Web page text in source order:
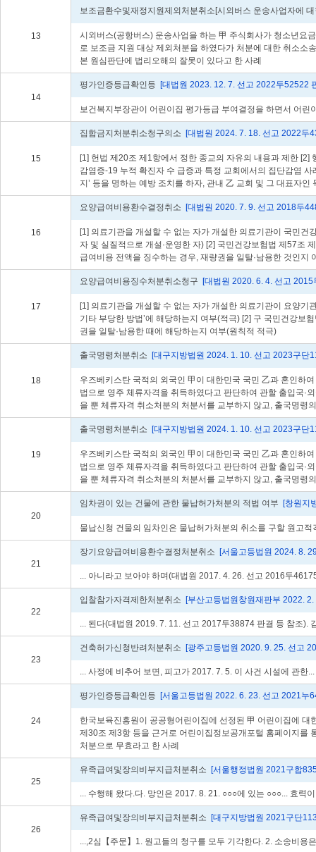
13
보조금환수및재정지원제외처분취소[시외버스 운송사업자에
시외버스(공항버스) 운송사업을 하는 甲 주식회사가 청소년요
로 보조금 지원 대상 제외처분을 하였다가 처분에 대한 취소소
본 원심판단에 법리오해의 잘못이 있다고 한 사례
14
평가인증등급확인등 [대법원 2023. 12. 7. 선고 2022두52522
보건복지부장관이 어린이집 평가등급 부여결정을 하면서 어
15
집합금지처분취소청구의소 [대법원 2024. 7. 18. 선고 2022두
[1] 헌법 제20조 제1항에서 정한 종교의 자유의 내용과 제한
감염증-19 누적 확진자 수 급증과 특정 교회에서의 집단감염
지’ 등을 명하는 예방 조치를 하자, 관내 乙 교회 및 그 대표자
16
요양급여비용환수결정취소 [대법원 2020. 7. 9. 선고 2018두
[1] 의료기관을 개설할 수 없는 자가 개설한 의료기관이 국민
자 및 실질적으로 개설·운영한 자) [2] 국민건강보험법 제57조
급여비용 전액을 징수하는 경우, 재량권을 일탈·남용한 것인지
17
요양급여비용징수처분취소청구 [대법원 2020. 6. 4. 선고
[1] 의료기관을 개설할 수 없는 자가 개설한 의료기관이 요양
기타 부당한 방법’에 해당하는지 여부(적극) [2] 구 국민건강
권을 일탈·남용한 때에 해당하는지 여부(원칙적 적극)
18
출국명령처분취소 [대구지방법원 2024. 1. 10. 선고 2023구단
우즈베키스탄 국적의 외국인 甲이 대한민국 국민 乙과 혼인하
법으로 영주 체류자격을 취득하였다고 판단하여 관할 출입국
을 뿐 체류자격 취소처분의 처분서를 교부하지 않고, 출국명령
19
출국명령처분취소 [대구지방법원 2024. 1. 10. 선고 2023구단
우즈베키스탄 국적의 외국인 甲이 대한민국 국민 乙과 혼인하
법으로 영주 체류자격을 취득하였다고 판단하여 관할 출입국
을 뿐 체류자격 취소처분의 처분서를 교부하지 않고, 출국명령
20
임차권이 있는 건물에 관한 물납허가처분의 적법 여부 [창원지
물납신청 건물의 임차인은 물납허가처분의 취소를 구할 원고
21
장기요양급여비용환수결정처분취소 [서울고등법원 2024. 8.
... 아니라고 보아야 하며(대법원 2017. 4. 26. 선고 2016두
22
입찰참가자격제한처분취소 [부산고등법원창원재판부 2022.
... 된다(대법원 2019. 7. 11. 선고 2017두38874 판결 등 참조).
23
건축허가신청반려처분취소 [광주고등법원 2020. 9. 25. 선고
... 사정에 비추어 보면, 피고가 2017. 7. 5. 이 사건 시설에 관
24
평가인증등급확인등 [서울고등법원 2022. 6. 23. 선고 2021누
한국보육진흥원이 공공형어린이집에 선정된 甲 어린이집에
제30조 제3항 등을 근거로 어린이집정보공개포털 홈페이지를
처분으로 무효라고 한 사례
25
유족급여및장의비부지급처분취소 [서울행정법원 2021구합
... 수행해 왔다.다. 망인은 2017. 8. 21. ○○○에 있는 ○○○... 효력
26
유족급여및장의비부지급처분취소 [대구지방법원 2021구단
...,2심【주문】1. 원고들의 청구를 모두 기각한다. 2. 소송비